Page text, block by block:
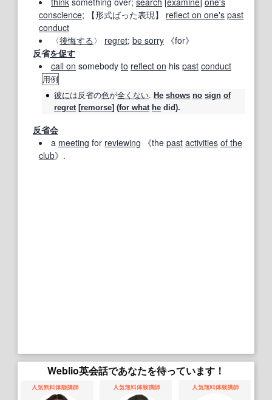
conscience; 【形式ばった表現】 reflect on one's past
conduct
〈後悔する 〉 regret; be sorry 《for》
反省を促す
call on somebody to reflect on his past conduct
用例
彼には反省の色が全くない. He shows no sign of
regret[remorse] (for what he did).
反省会
a meeting for reviewing 《the past activities of the
club》.
Weblio英会話であなたを待っています！